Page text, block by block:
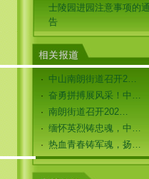
士陵园进园注意事项的通
告
· 中山南朗街道召开2…
· 奋勇拼搏展风采！中…
· 南朗街道召开202…
· 缅怀英烈铸忠魂，中…
· 热血青春铸军魂，扬…